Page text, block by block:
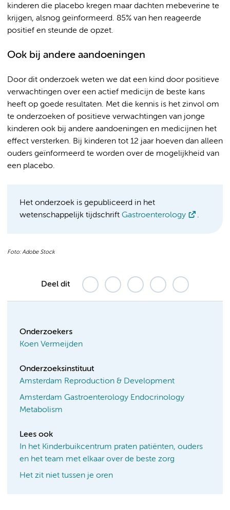
kinderen die placebo kregen maar dachten mebeverine te
krijgen, alsnog geïnformeerd. 85% van hen reageerde
positief en steunde de opzet.
Ook bij andere aandoeningen
Door dit onderzoek weten we dat een kind door positieve
verwachtingen over een actief medicijn de beste kans
heeft op goede resultaten. Met die kennis is het zinvol om
te onderzoeken of positieve verwachtingen van jonge
kinderen ook bij andere aandoeningen en medicijnen het
effect versterken. Bij kinderen tot 12 jaar hoeven dan alleen
ouders geïnformeerd te worden over de mogelijkheid van
een placebo.
Het onderzoek is gepubliceerd in het
wetenschappelijk tijdschrift Gastroenterology .
Foto: Adobe Stock
Deel dit
Onderzoekers
Koen Vermeijden
Onderzoeksinstituut
Amsterdam Reproduction & Development
Amsterdam Gastroenterology Endocrinology
Metabolism
Lees ook
In het Kinderbuikcentrum praten patiënten, ouders
en het team met elkaar over de beste zorg
Het zit niet tussen je oren